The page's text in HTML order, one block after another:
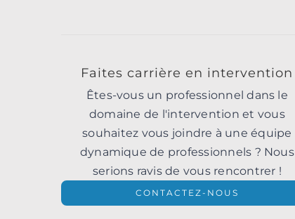
Faites carrière en intervention
Êtes-vous un professionnel dans le
domaine de l'intervention et vous
souhaitez vous joindre à une équipe
dynamique de professionnels ? Nous
serions ravis de vous rencontrer !
CONTACTEZ-NOUS